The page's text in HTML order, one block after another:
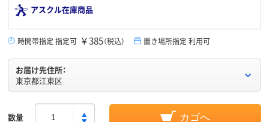
アスクル在庫商品
時間帯指定 指定可 ￥385（税込） 置き場所指定 利用可
お届け先住所：
東京都江東区
数量 カゴへ